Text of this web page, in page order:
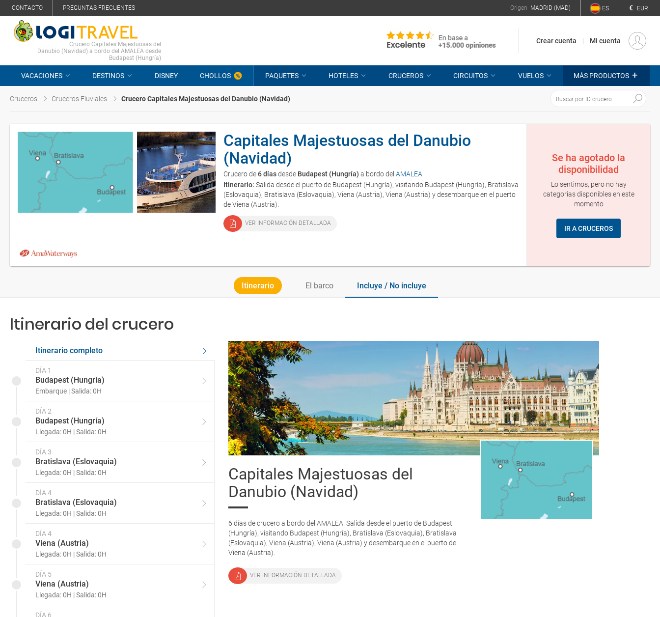
CONTACTO PREGUNTAS FRECUENTES Origen MADRID (MAD) ES € EUR
Crucero Capitales Majestuosas del
Danubio (Navidad) a bordo del AMALEA desde
Budapest (Hungría)
Crear cuenta Mi cuenta
VACACIONES DESTINOS DISNEY CHOLLOS PAQUETES HOTELES CRUCEROS CIRCUITOS VUELOS MÁS PRODUCTOS +
Cruceros Cruceros Fluviales Crucero Capitales Majestuosas del Danubio (Navidad)
Capitales Majestuosas del Danubio
(Navidad)
Crucero de6 díasdesde Budapest (Hungría) a bordo del AMALEA
Itinerario: Salida desde el puerto de Budapest (Hungría), visitando Budapest (Hungría), Bratislava
(Eslovaquia), Bratislava (Eslovaquia), Viena (Austria), Viena (Austria) y desembarque en el puerto
de Viena (Austria).
VER INFORMACIÓN DETALLADA
Se ha agotado la
disponibilidad
Lo sentimos, pero no hay
categorias disponibles en este
momento
IR A CRUCEROS
Itinerario El barco Incluye / No incluye
Itinerario del crucero
Itinerario completo
DÍA 1
Budapest (Hungría)
Embarque | Salida: 0H
DÍA 2
Budapest (Hungría)
Llegada: 0H | Salida: 0H
DÍA 3
Bratislava (Eslovaquia)
Llegada: 0H | Salida: 0H
DÍA 4
Bratislava (Eslovaquia)
Llegada: 0H | Salida: 0H
DÍA 4
Viena (Austria)
Llegada: 0H | Salida: 0H
DÍA 5
Viena (Austria)
Llegada: 0H | Salida: 0H
DÍA 6
Capitales Majestuosas del
Danubio (Navidad)
6 días de crucero a bordo del AMALEA. Salida desde el puerto de Budapest
(Hungría), visitando Budapest (Hungría), Bratislava (Eslovaquia), Bratislava
(Eslovaquia), Viena (Austria), Viena (Austria) y desembarque en el puerto de
Viena (Austria).
VER INFORMACIÓN DETALLADA